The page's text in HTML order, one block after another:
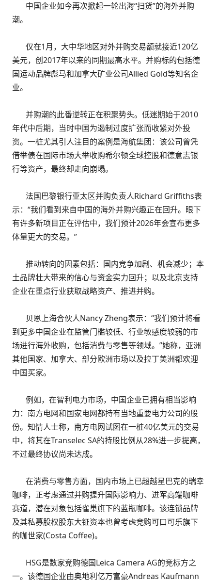
中国企业如今再次掀起一轮出海“扫货”的海外并购
潮。
仅在1月，大中华地区对外并购交易额就接近120亿
美元，创2017年以来的同期最高水平。并购标的包括德
国运动品牌彪马和加拿大矿业公司Allied Gold等知名企
业。
并购潮的此番逆转正在积聚势头。低迷期始于2010
年代中后期，当时中国为遏制过度扩张而收紧对外投
资。一桩尤其引人注目的案例是海航集团：该公司曾凭
借举债在国际市场大举收购希尔顿全球控股和德意志银
行等资产，最终却走向崩塌。
法国巴黎银行亚太区并购负责人Richard Griffiths表
示：“我们看到来自中国的海外并购兴趣正在回升。眼下
有许多新项目正在评估中，我们预计2026年会宣布更多
体量更大的交易。”
推动转向的因素包括：国内竞争加剧、机会减少；本
土品牌壮大带来的信心与资金实力回升；以及北京支持
企业在重点行业获取战略资产、推进并购。
贝恩上海合伙人Nancy Zheng表示：“我们预计将看
到更多中国企业在监管门槛较低、行业敏感度较弱的市
场进行海外收购，包括消费与零售等领域。”她称，亚洲
其他国家、加拿大、部分欧洲市场以及拉丁美洲都欢迎
中国买家。
例如，在智利电力市场，中国企业已拥有相当影响
力：南方电网和国家电网都持有当地重要电力公司的股
份。知情人士称，南方电网试图在一桩40亿美元的交易
中，将其在Transelec SA的持股比例从28%进一步提高，
不过最终协议尚未达成。
在消费与零售方面，国内市场上已超越星巴克的瑞幸
咖啡，正考虑通过并购提升国际影响力、进军高端咖啡
赛道，潜在对象包括雀巢旗下的蓝瓶咖啡。该连锁品牌
及其私募股权股东大钲资本也曾考虑竞购可口可乐旗下
的咖世家(Costa Coffee)。
HSG是数家竞购德国Leica Camera AG的竞标方之
一。该德国企业由奥地利亿万富豪Andreas Kaufmann